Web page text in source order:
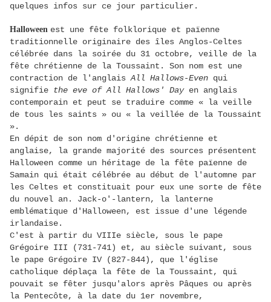
quelques infos sur ce jour particulier.
Halloween est une fête folklorique et païenne
traditionnelle originaire des îles Anglos-Celtes
célébrée dans la soirée du 31 octobre, veille de la
fête chrétienne de la Toussaint. Son nom est une
contraction de l'anglaisAll Hallows-Even qui
signifie
the eve of All Hallows' Dayen anglais
contemporain et peut se traduire comme « la veille
de tous les saints » ou « la veillée de la Toussaint
».
En dépit de son nom d'origine chrétienne et
anglaise, la grande majorité des sources présentent
Halloween comme un héritage de la fête païenne de
Samain qui était célébrée au début de l'automne par
les Celtes et constituait pour eux une sorte de fête
du nouvel an. Jack-o'-lantern, la lanterne
emblématique d'Halloween, est issue d'une légende
irlandaise.
C'est à partir du VIIIe siècle, sous le pape
Grégoire III (731-741) et, au siècle suivant, sous
le pape Grégoire IV (827-844), que l'église
catholique déplaça la fête de la Toussaint, qui
pouvait se fêter jusqu'alors après Pâques ou après
la Pentecôte, à la date du 1er novembre,